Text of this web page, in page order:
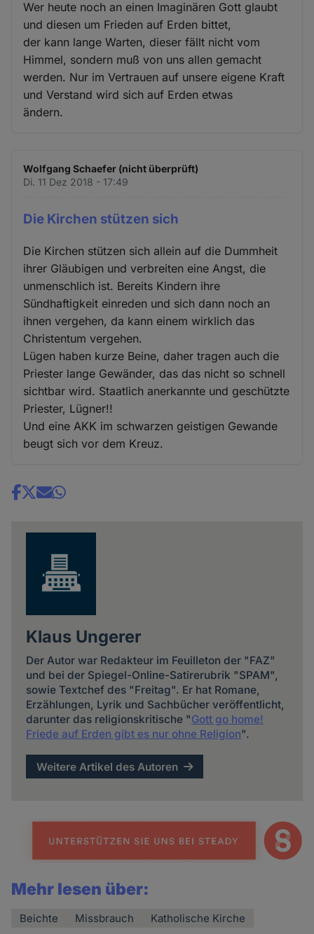
Wer heute noch an einen Imaginären Gott glaubt
und diesen um Frieden auf Erden bittet,
der kann lange Warten, dieser fällt nicht vom
Himmel, sondern muß von uns allen gemacht
werden. Nur im Vertrauen auf unsere eigene Kraft
und Verstand wird sich auf Erden etwas
ändern.
Wolfgang Schaefer (nicht überprüft)
Di. 11 Dez 2018 - 17:49
Die Kirchen stützen sich
Die Kirchen stützen sich allein auf die Dummheit
ihrer Gläubigen und verbreiten eine Angst, die
unmenschlich ist. Bereits Kindern ihre
Sündhaftigkeit einreden und sich dann noch an
ihnen vergehen, da kann einem wirklich das
Christentum vergehen.
Lügen haben kurze Beine, daher tragen auch die
Priester lange Gewänder, das das nicht so schnell
sichtbar wird. Staatlich anerkannte und geschützte
Priester, Lügner!!
Und eine AKK im schwarzen geistigen Gewande
beugt sich vor dem Kreuz.
Share
Klaus Ungerer
Der Autor war Redakteur im Feuilleton der "FAZ"
und bei der Spiegel-Online-Satirerubrik "SPAM",
sowie Textchef des "Freitag". Er hat Romane,
Erzählungen, Lyrik und Sachbücher veröffentlicht,
darunter das religionskritische "Gott go home!
Friede auf Erden gibt es nur ohne Religion".
Weitere Artikel des Autoren
Mehr lesen über:
Beichte Missbrauch Katholische Kirche